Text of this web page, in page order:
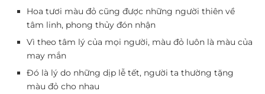
Hoa tươi màu đỏ cũng được những người thiên về
tâm linh, phong thủy đón nhận
Vì theo tâm lý của mọi người, màu đỏ luôn là màu của
may mắn
Đó là lý do những dịp lễ tết, người ta thường tặng
màu đỏ cho nhau